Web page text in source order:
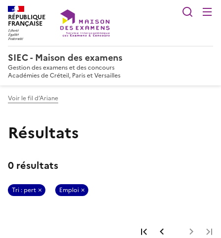
RÉPUBLIQUE
FRANÇAISE
SIEC - Maison des examens
Gestion des examens et des concours
Académies de Créteil, Paris et Versailles
Voir le fil d’Ariane
Résultats
0 résultats
Tri : pert Emploi
Première page
Page